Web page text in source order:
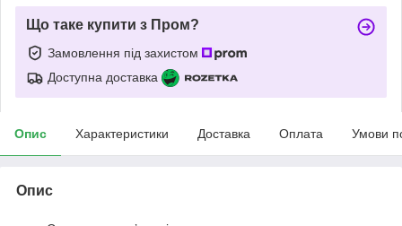
Що таке купити з Пром?
Замовлення під захистом
Доступна доставка
Опис Характеристики Доставка Оплата Умови
Опис